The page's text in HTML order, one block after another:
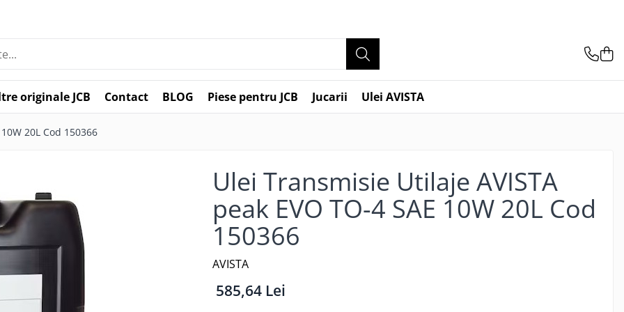
originale JCB Contact BLOG Piese pentru JCB Jucarii Ulei AVISTA
20L Cod 150366
Ulei Transmisie Utilaje AVISTA
peak EVO TO-4 SAE 10W 20L Cod
150366
AVISTA
585,64 Lei